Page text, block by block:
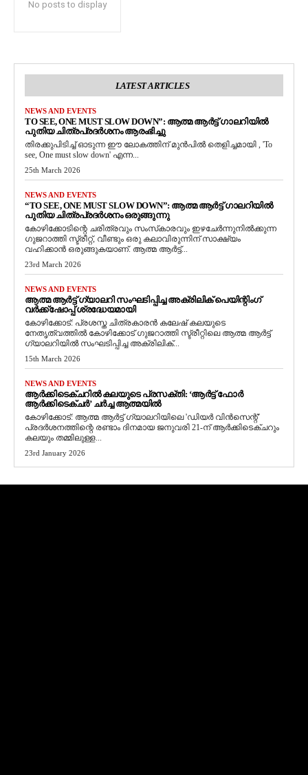
No posts to display
LATEST ARTICLES
NEWS AND EVENTS
TO SEE, ONE MUST SLOW DOWN”: ആത്മ ആർട്ട് ഗാലറിയിൽ
പുതിയ ചിത്രപ്രദർശനം ആരംഭിച്ചു
തിരക്കുപിടിച്ച് ഓടുന്ന ഈ ലോകത്തിന് മുൻപിൽ തെളിച്ചമായി , 'To
see, One must slow down' എന്ന...
25th March 2026
NEWS AND EVENTS
“TO SEE, ONE MUST SLOW DOWN”: ആത്മ ആർട്ട് ഗാലറിയിൽ
പുതിയ ചിത്രപ്രദർശനം ഒരുങ്ങുന്നു
കോഴിക്കോടിന്റെ ചരിത്രവും സംസ്‌കാരവും ഇഴചേർന്നുനിൽക്കുന്ന
ഗുജറാത്തി സ്ട്രീറ്റ്, വീണ്ടും ഒരു കലാവിരുന്നിന് സാക്ഷ്യം
വഹിക്കാൻ ഒരുങ്ങുകയാണ്. ആത്മ ആർട്ട്...
23rd March 2026
NEWS AND EVENTS
ആത്മ ആർട്ട് ഗ്യാലറി സംഘടിപ്പിച്ച അക്രിലിക് പെയിന്റിംഗ്
വർക്ക്‌ഷോപ്പ് ശ്രദ്ധേയമായി
കോഴിക്കോട്: പ്രശസ്ത ചിത്രകാരൻ കലേഷ് കലയുടെ
നേതൃത്വത്തിൽ കോഴിക്കോട് ഗുജറാത്തി സ്ട്രീറ്റിലെ ആത്മ ആർട്ട്
ഗ്യാലറിയിൽ സംഘടിപ്പിച്ച അക്രിലിക്...
15th March 2026
NEWS AND EVENTS
ആർക്കിടെക്ചറിൽ കലയുടെ പ്രസക്തി: ‘ആർട്ട് ഫോർ
ആർക്കിടെക്ചർ’ ചർച്ച ആത്മയിൽ
​കോഴിക്കോട്: ആത്മ ആർട്ട് ഗ്യാലറിയിലെ 'ഡിയർ വിൻസെന്റ്'
പ്രദർശനത്തിന്റെ രണ്ടാം ദിനമായ ജനുവരി 21-ന് ആർക്കിടെക്ചറും
കലയും തമ്മിലുള്ള...
23rd January 2026